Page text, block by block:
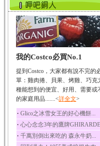
咖啡
咖啡中的咖啡因
中樞神經系統，
椰子
椰子含有糖類、脂
荔枝
荔枝性質溫和所
養素有醣類、檸檬
五味子
五味子性質溫熱
養成分有揮發油、
草魚
我的Costco必買No.1
提到Costco，大家都有說不完的
單：雞肉捲、貝果、烤雞、巧克
種能想到的便宜、好用、需要或
的家庭用品.......<詳全文>
‧ Glico之冰雪女王的好心機餅...
‧ 心心念念3年的鷹牌
‧ 千萬別倒出來吃的 森永牛奶...